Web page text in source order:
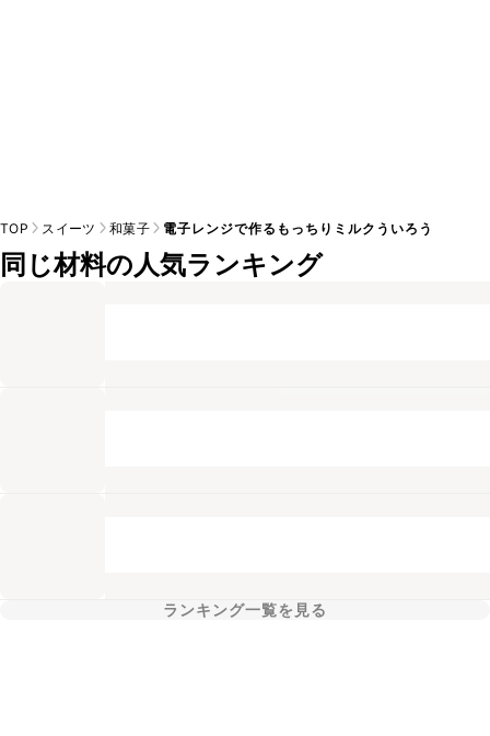
TOP スイーツ 和菓子 電子レンジで作るもっちりミルクういろう
同じ材料の人気ランキング
ランキング一覧を見る